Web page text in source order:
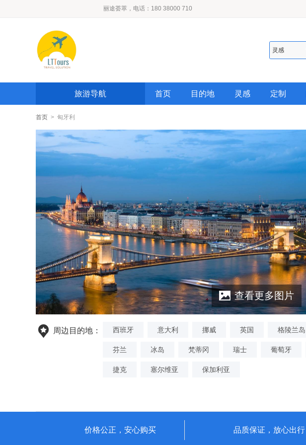
丽途荟萃，电话：180 38000 710
灵感
旅游导航 首页 目的地 灵感 定制
首页 > 匈牙利
查看更多图片
周边目的地： 西班牙 意大利 挪威 英国 格陵兰岛
芬兰 冰岛 梵蒂冈 瑞士 葡萄牙
捷克 塞尔维亚 保加利亚
价格公正，安心购买 品质保证，放心出行